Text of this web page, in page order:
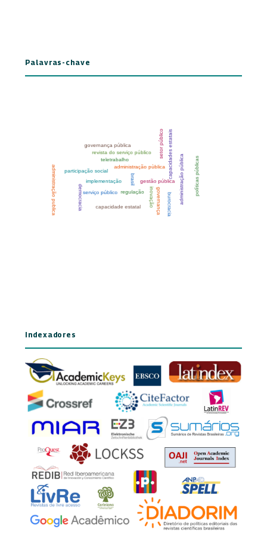
Palavras-chave
Indexadores